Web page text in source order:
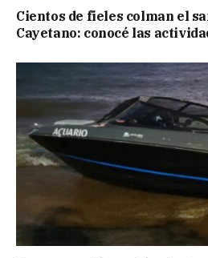
Cientos de fieles colman el
Cayetano: conocé las